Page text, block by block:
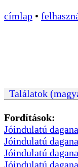
címlap •
Találatok
Fordítások:
Jóindulatú
Jóindulatú
Jóindulatú
Jóindulatú